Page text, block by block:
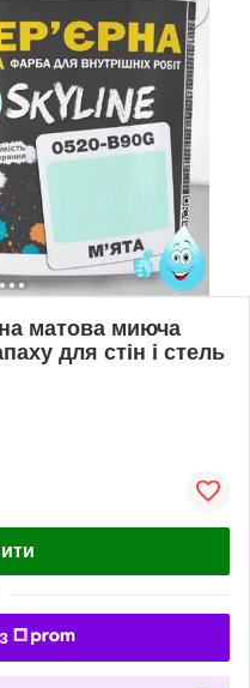
матова миюча
для стін і стель